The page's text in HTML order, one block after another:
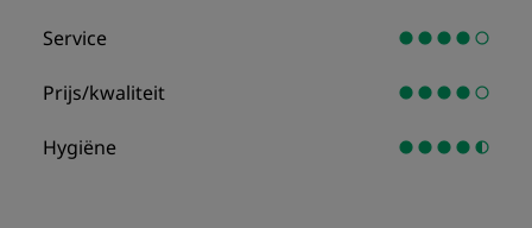
Service
Prijs/kwaliteit
Hygiëne